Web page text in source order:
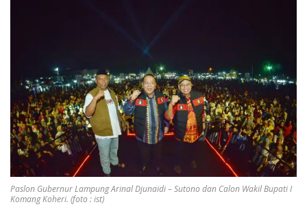
Paslon Gubernur Lampung Arinal Djunaidi – Sutono dan Calon Wakil Bupati I
Komang Koheri. (foto : ist)